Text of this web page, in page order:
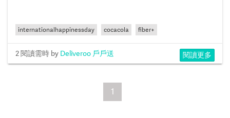
internationalhappinessday cocacola fiber+
2 閱讀需時 by Deliveroo 戶戶送 閱讀更多
1